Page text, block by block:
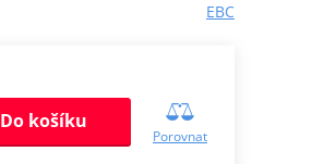
EBC
Do košíku
Porovnat